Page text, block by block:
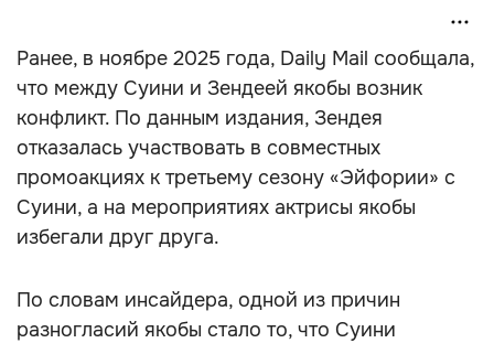
Ранее, в ноябре 2025 года, Daily Mail сообщала,
что между Суини и Зендеей якобы возник
конфликт. По данным издания, Зендея
отказалась участвовать в совместных
промоакциях к третьему сезону «Эйфории» с
Суини, а на мероприятиях актрисы якобы
избегали друг друга.
По словам инсайдера, одной из причин
разногласий якобы стало то, что Суини